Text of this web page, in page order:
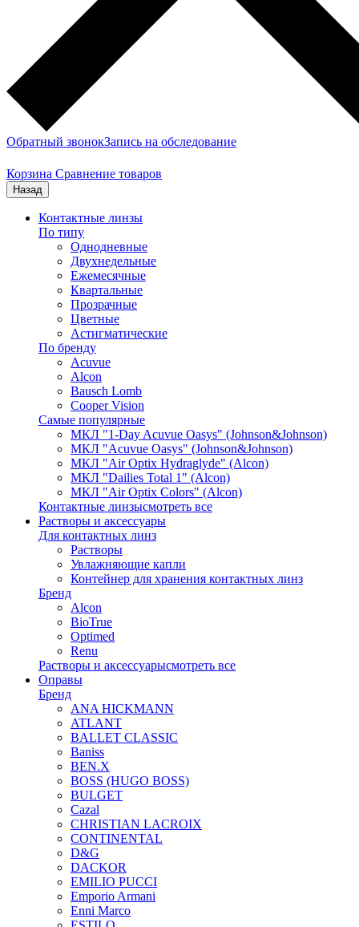
Обратный звонокЗапись на обследование
Корзина Сравнение товаров
Назад
Контактные линзы
По типу
Однодневные
Двухнедельные
Ежемесячные
Квартальные
Прозрачные
Цветные
Астигматические
По бренду
Acuvue
Alcon
Bausch Lomb
Cooper Vision
Самые популярные
МКЛ "1-Day Acuvue Oasys" (Johnson&Johnson)
МКЛ "Acuvue Oasys" (Johnson&Johnson)
МКЛ "Air Optix Hydraglyde" (Alcon)
МКЛ "Dailies Total 1" (Alcon)
МКЛ "Air Optix Colors" (Alcon)
Контактные линзысмотреть все
Растворы и аксессуары
Для контактных линз
Растворы
Увлажняющие капли
Контейнер для хранения контактных линз
Бренд
Alcon
BioTrue
Optimed
Renu
Растворы и аксессуарысмотреть все
Оправы
Бренд
ANA HICKMANN
ATLANT
BALLET CLASSIC
Baniss
BEN.X
BOSS (HUGO BOSS)
BULGET
Cazal
CHRISTIAN LACROIX
CONTINENTAL
D&G
DACKOR
EMILIO PUCCI
Emporio Armani
Enni Marco